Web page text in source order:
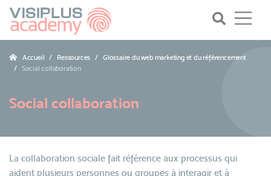
Accueil Ressources
Glossaire du web marketing et du référencement
Social collaboration
Social collaboration
La collaboration sociale fait référence aux processus qui
aident plusieurs personnes ou groupes à interagir et à